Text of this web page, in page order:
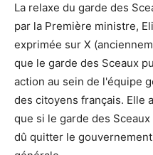
La relaxe du garde des
par la Première ministre,
exprimée sur X
que le garde des Sceaux
action au sein de l'équipe
des citoyens français. Elle
que si le garde des
dû quitter le